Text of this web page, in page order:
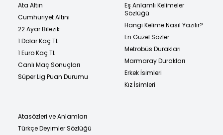
Ata Altın
Cumhuriyet Altını
22 Ayar Bilezik
1 Dolar Kaç TL
1 Euro Kaç TL
Canlı Maç Sonuçları
Süper Lig Puan Durumu
Eş Anlamlı Kelimeler
Sözlüğü
Hangi Kelime Nasıl Yazılır?
En Güzel Sözler
Metrobüs Durakları
Marmaray Durakları
Erkek İsimleri
Kız İsimleri
Atasözleri ve Anlamları
Türkçe Deyimler Sözlüğü